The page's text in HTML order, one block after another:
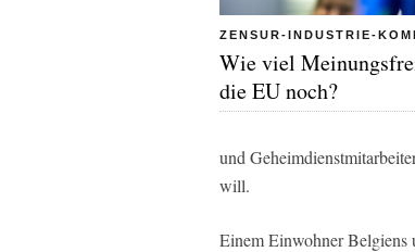
ZENSUR-INDUSTRIE-
Wie viel
die EU noch?
und
will.
Einem Einwohner Belgiens